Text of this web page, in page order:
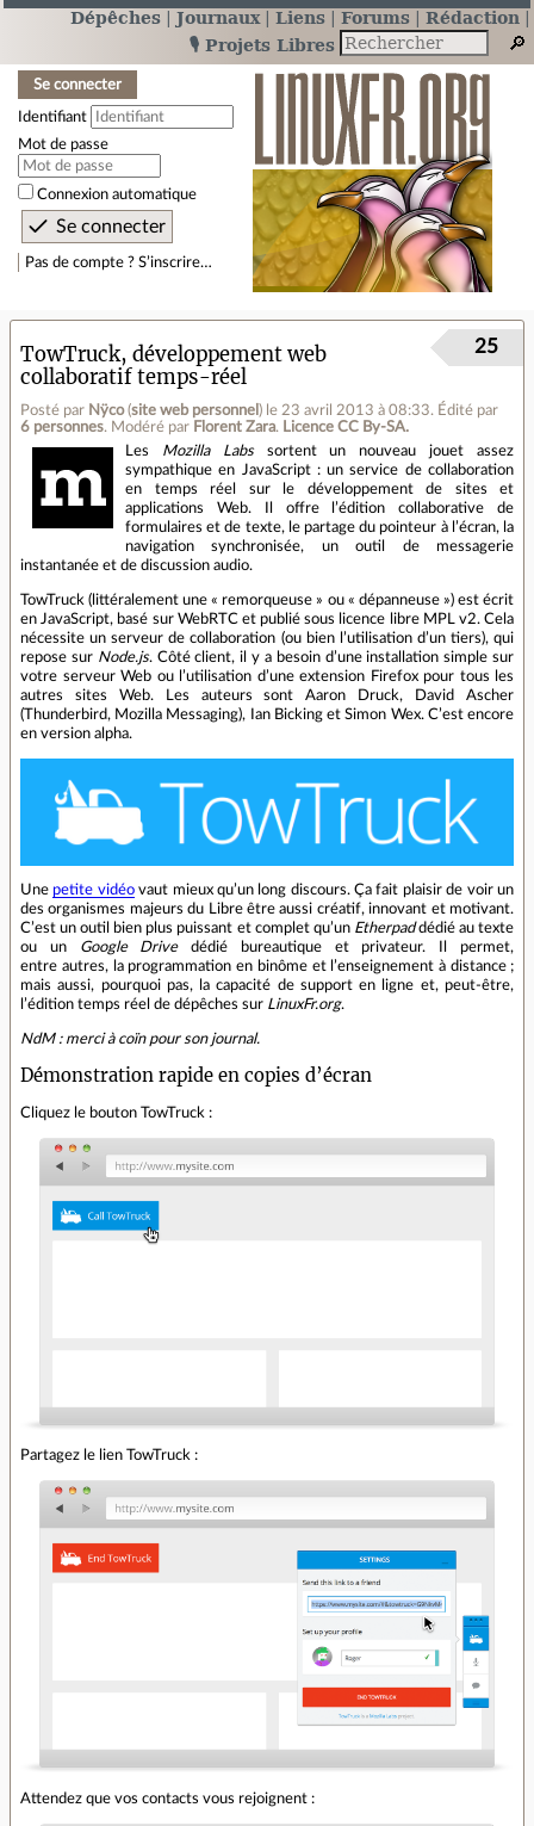
Dépêches Journaux Liens Forums
Rédaction
🎙️ Projets Libres
Se connecter
Identifiant
Mot de passe
Connexion automatique
Pas de compte ? S’inscrire…
TowTruck, développement web
collaboratif temps-réel
Posté par Nÿco(site web personnel ) le 23 avril 2013 à 08:33. Édité par
6 personnes. Modéré par Florent Zara. Licence CC By‑SA.
25
Les Mozilla Labssortent un nouveau jouet assez
sympathique en JavaScript : un service de collaboration
en temps réel sur le développement de sites et
applications Web. Il offre l’édition collaborative de
formulaires et de texte, le partage du pointeur à l’écran, la
navigation synchronisée, un outil de messagerie
instantanée et de discussion audio.
TowTruck (littéralement une « remorqueuse » ou « dépanneuse ») est écrit
en JavaScript, basé sur WebRTC et publié sous licence libre MPL v2. Cela
nécessite un serveur de collaboration (ou bien l’utilisation d’un tiers), qui
repose sur Node.js. Côté client, il y a besoin d’une installation simple sur
votre serveur Web ou l’utilisation d’une extension Firefox pour tous les
autres sites Web. Les auteurs sont Aaron Druck, David Ascher
(Thunderbird, Mozilla Messaging), Ian Bicking et Simon Wex. C’est encore
en version alpha.
Une petite vidéovaut mieux qu’un long discours. Ça fait plaisir de voir un
des organismes majeurs du Libre être aussi créatif, innovant et motivant.
C’est un outil bien plus puissant et complet qu’un Etherpaddédié au texte
ou un
Google Drivedédié bureautique et privateur. Il permet,
entre autres, la programmation en binôme et l’enseignement à distance ;
mais aussi, pourquoi pas, la capacité de support en ligne et, peut‐être,
l’édition temps réel de dépêches sur LinuxFr.org.
NdM : merci à coïn pour son journal.
Démonstration rapide en copies d’écran
Cliquez le bouton TowTruck :
Partagez le lien TowTruck :
Attendez que vos contacts vous rejoignent :